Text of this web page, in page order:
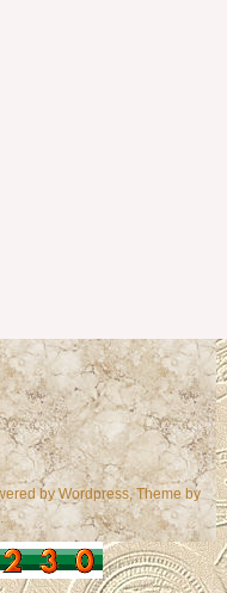
byWordpress, Theme by
.